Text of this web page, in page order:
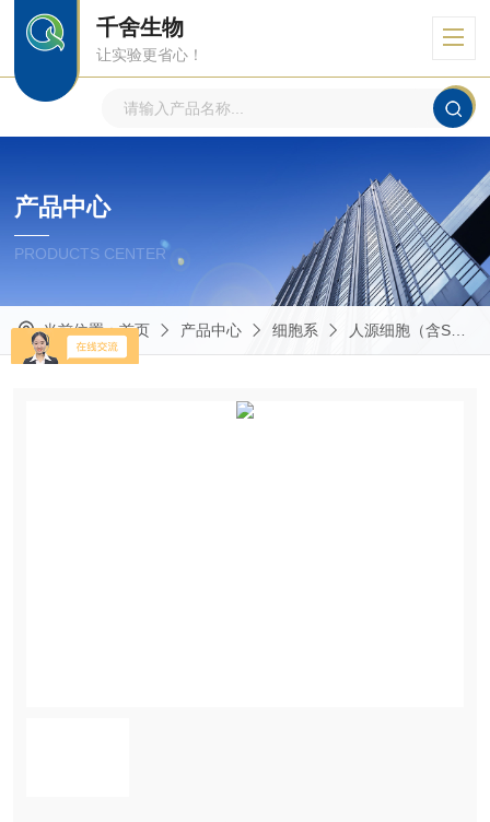
千舍生物
让实验更省心！
产品中心
PRODUCTS CENTER
当前位置：首页 产品中心 细胞系 人源细胞（含STR鉴定）